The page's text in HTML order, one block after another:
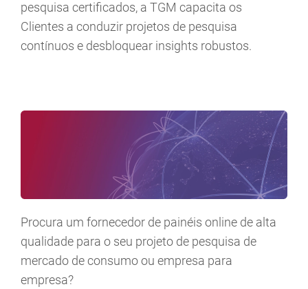
pesquisa certificados, a TGM capacita os
Clientes a conduzir projetos de pesquisa
contínuos e desbloquear insights robustos.
Procura um fornecedor de painéis online de alta
qualidade para o seu projeto de pesquisa de
mercado de consumo ou empresa para
empresa?